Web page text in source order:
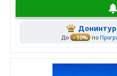
До –10% по